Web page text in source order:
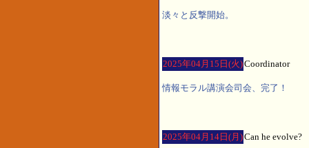
淡々と反撃開始。
2025年04月15日(火)Coordinator
情報モラル講演会司会、完了！
2025年04月14日(月)Can he evolve?